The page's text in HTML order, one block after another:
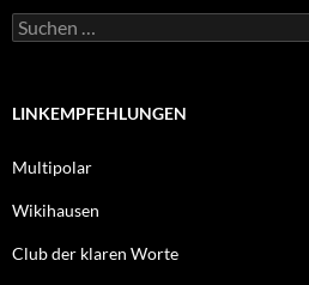
r
S
u
e
a
h
LINKEMPFEHLUNGEN
Multipolar
Wikihausen
Club der klaren Worte